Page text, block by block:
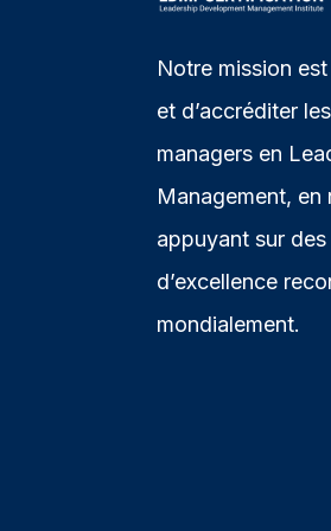
Notre mission est
et d’accréditer les
managers en
Management, en
appuyant sur
d’excellence
mondialement.